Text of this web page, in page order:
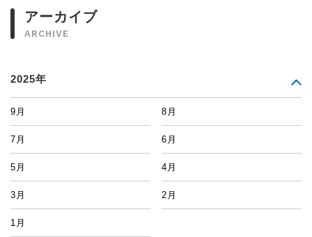
アーカイブ
ARCHIVE
2025年
9月 8月
7月 6月
5月 4月
3月 2月
1月